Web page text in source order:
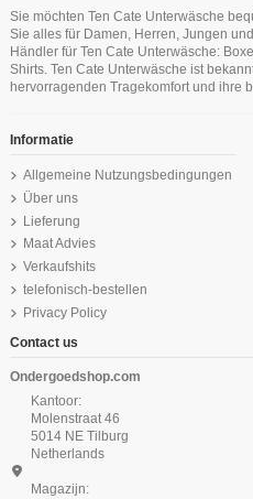
Ten Cate Secrets Brazilian Lace
English Lavender
18,74 € 24,99 €
Ten Cate Jungen Tragertop Medieval
Blue 10-18Y Teens
14,95 €
Ten Cate Secrets Long Short Rood
29,99 €
Ten Cate Secrets Maxi Off Weiss
24,99 €
Sie möchten Ten Cate Unterwäsche
Sie alles für Damen, Herren, Jungen
Händler für Ten Cate Unterwäsche:
Shirts. Ten Cate Unterwäsche ist
hervorragenden Tragekomfort und ihre
Informatie
Allgemeine Nutzungsbedingungen
Über uns
Lieferung
Maat Advies
Verkaufshits
telefonisch-bestellen
Privacy Policy
Contact us
Ondergoedshop.com
Kantoor:
Molenstraat 46
5014 NE Tilburg
Netherlands
Magazijn: